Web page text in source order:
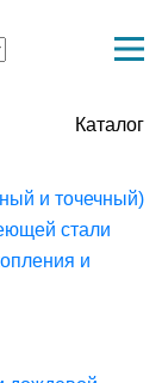
Каталог
и точечный)
стали
и